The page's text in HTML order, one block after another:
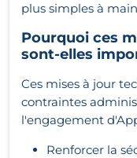
plus simples à
Pourquoi ces
sont-elles
Ces mises à jour
contraintes
l'engagement
Renforcer la